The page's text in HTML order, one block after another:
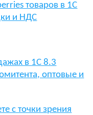
товаров в 1С
и НДС
в 1С 8.3
оптовые и
с точки зрения